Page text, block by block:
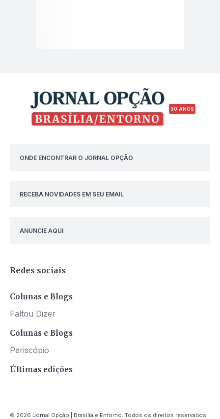
50 ANOS
ONDE ENCONTRAR O JORNAL OPÇÃO
RECEBA NOVIDADES EM SEU EMAIL
ANUNCIE AQUI
Redes sociais
Colunas e Blogs
Faltou Dizer
Colunas e Blogs
Periscópio
Últimas edições
© 2026 Jornal Opção | Brasília e Entorno. Todos os direitos reservados.